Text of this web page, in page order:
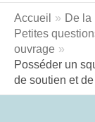
Accueil
De la
Petites
ouvrage
Posséder un
de soutien et